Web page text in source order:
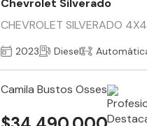
Chevrolet Silverado
CHEVROLET SILVERADO
2023 Diesel
Camila Bustos Osses